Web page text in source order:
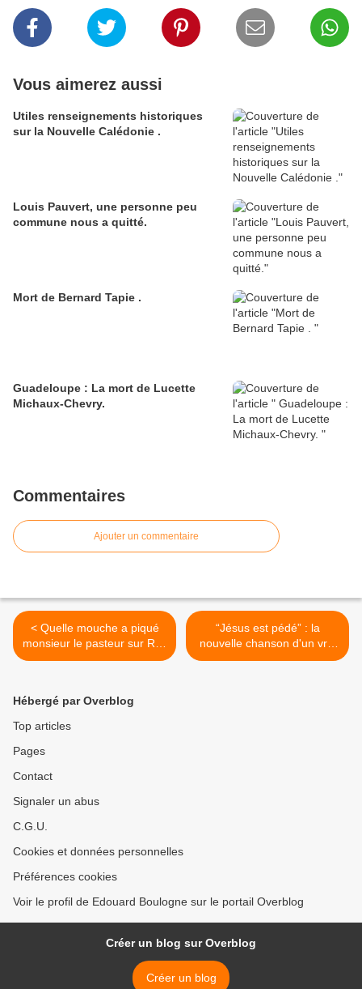
Vous aimerez aussi
Utiles renseignements historiques
sur la Nouvelle Calédonie .
Louis Pauvert, une personne peu
commune nous a quitté.
Mort de Bernard Tapie .
Guadeloupe : La mort de Lucette
Michaux-Chevry.
Commentaires
Ajouter un commentaire
< Quelle mouche a piqué
monsieur le pasteur sur RCI
(Guadeloupe) ce dimanche
prétexte).
“Jésus est pédé” : la
nouvelle chanson d'un vrai
représentant de la
Hébergé par Overblog
Top articles
Pages
Contact
Signaler un abus
C.G.U.
Cookies et données personnelles
Préférences cookies
Voir le profil de Edouard Boulogne sur le portail Overblog
Créer un blog sur Overblog
Créer un blog